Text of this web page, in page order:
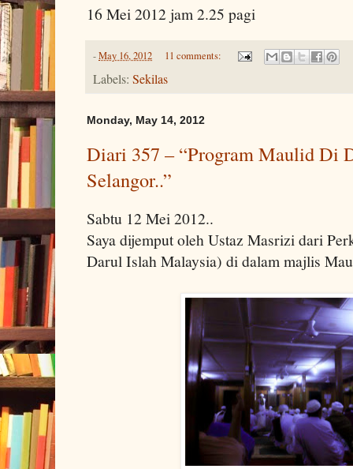
16 Mei 2012 jam 2.25 pagi
-May 16, 2012 11 comments:
Labels: Sekilas
Monday, May 14, 2012
Diari 357 – “Program Maulid Di
Selangor..”
Sabtu 12 Mei 2012..
Saya dijemput oleh Ustaz Masrizi dari
Darul Islah Malaysia) di dalam majlis